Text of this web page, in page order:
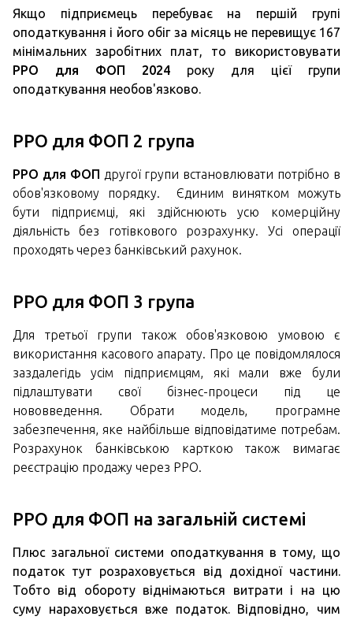
Якщо підприємець перебуває на першій групі
оподаткування і його обіг за місяць не перевищує 167
мінімальних заробітних плат, то використовувати
РРО для ФОП 2024 року для цієї групи
оподаткування необов'язково.
РРО для ФОП 2 група
РРО для ФОП другої групи встановлювати потрібно в
обов'язковому порядку. Єдиним винятком можуть
бути підприємці, які здійснюють усю комерційну
діяльність без готівкового розрахунку. Усі операції
проходять через банківський рахунок.
РРО для ФОП 3 група
Для третьої групи також обов'язковою умовою є
використання касового апарату. Про це повідомлялося
заздалегідь усім підприємцям, які мали вже були
підлаштувати свої бізнес-процеси під це
нововведення. Обрати модель, програмне
забезпечення, яке найбільше відповідатиме потребам.
Розрахунок банківською карткою також вимагає
реєстрацію продажу через РРО.
РРО для ФОП на загальній системі
Плюс загальної системи оподаткування в тому, що
податок тут розраховується від дохідної частини.
Тобто від обороту віднімаються витрати і на цю
суму нараховується вже податок. Відповідно, чим